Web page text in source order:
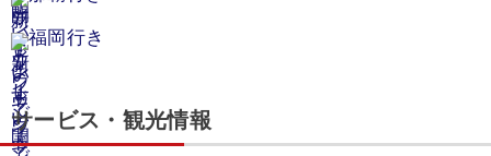
福岡行き
サービス・観光情報